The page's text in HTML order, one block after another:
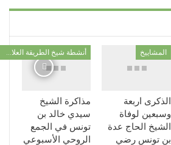
المشاييخ
الذكرى اربعة
وسبعين لوفاة
الشيخ الحاج عدة
بن تونس رضي
أنشطة شيخ الطريقة العلاوية
مذاكرة الشيخ
سيدي خالد بن
تونس في الجمع
الروحي الأسبوعي